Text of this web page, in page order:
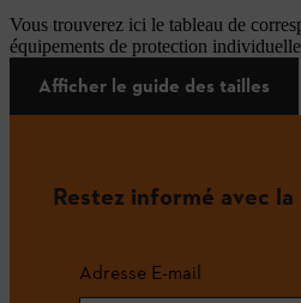
Vous trouverez ici le tableau de
équipements de protection individuelle
Afficher le guide des tailles
Restez informé avec
Adresse E-mail